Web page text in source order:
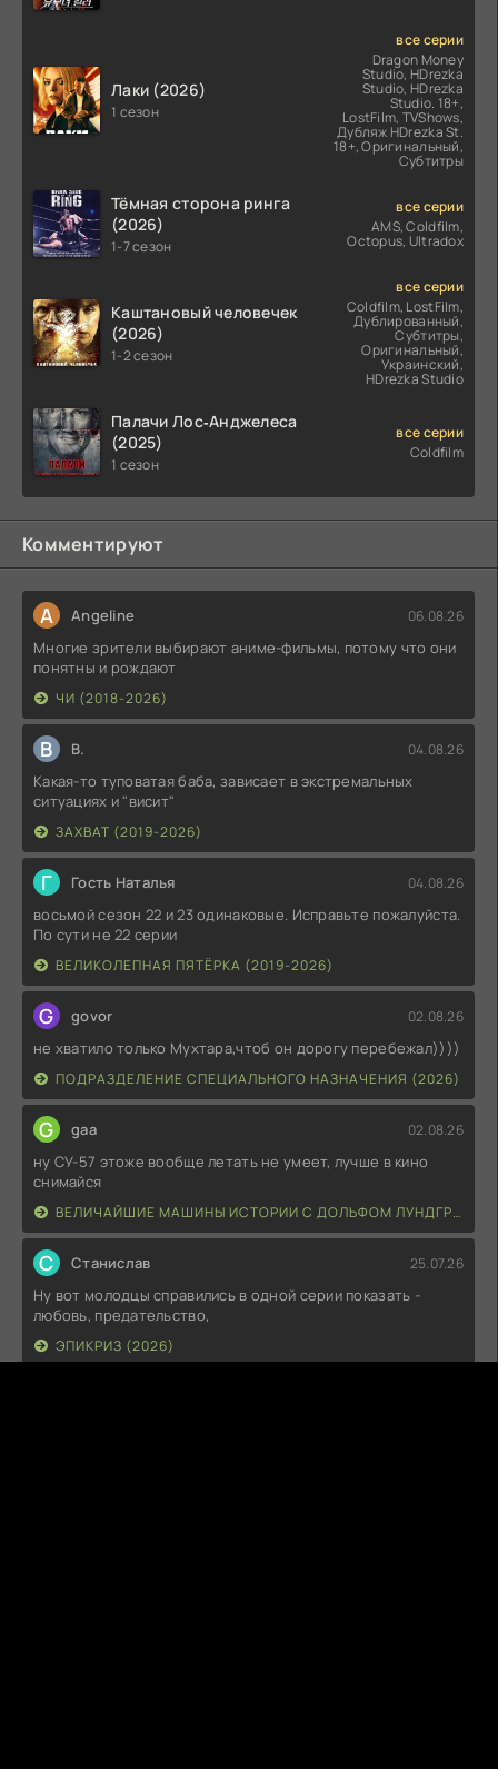
Лаки (2026)
1 сезон
все серии
Dragon Money
Studio, HDrezka
Studio, HDrezka
Studio. 18+,
LostFilm, TVShows,
Дубляж HDrezka St.
18+, Оригинальный,
Субтитры
Тёмная сторона ринга
(2026)
1-7 сезон
все серии
AMS, Coldfilm,
Octopus, Ultradox
Каштановый человечек
(2026)
1-2 сезон
все серии
Coldfilm, LostFilm,
Дублированный,
Субтитры,
Оригинальный,
Украинский,
HDrezka Studio
Палачи Лос‑Анджелеса
(2025)
1 сезон
все серии
Coldfilm
Комментируют
A Angeline 06.08.26
Многие зрители выбирают аниме-фильмы, потому что они
понятны и рождают
ЧИ (2018-2026)
В В. 04.08.26
Какая-то туповатая баба, зависает в экстремальных
ситуациях и "висит"
ЗАХВАТ (2019-2026)
Г Гость Наталья 04.08.26
восьмой сезон 22 и 23 одинаковые. Исправьте пожалуйста.
По сути не 22 серии
ВЕЛИКОЛЕПНАЯ ПЯТЁРКА (2019-2026)
G govor 02.08.26
не хватило только Мухтара,чтоб он дорогу перебежал))))
ПОДРАЗДЕЛЕНИЕ СПЕЦИАЛЬНОГО НАЗНАЧЕНИЯ (2026)
G gaa 02.08.26
ну СУ-57 этоже вообще летать не умеет, лучше в кино
снимайся
ВЕЛИЧАЙШИЕ МАШИНЫ ИСТОРИИ С ДОЛЬФОМ ЛУНДГРЕНОМ (2026)
С Станислав 25.07.26
Ну вот молодцы справились в одной серии показать -
любовь, предательство,
ЭПИКРИЗ (2026)